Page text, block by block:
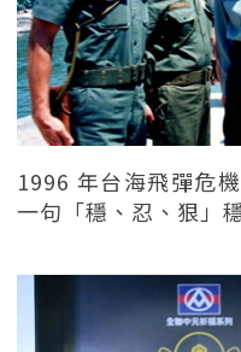
1996 年台海飛彈危
一句「穩、忍、狠」